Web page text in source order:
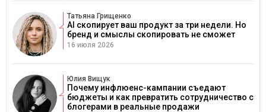
Татьяна Грищенко
AI скопирует ваш продукт за три недели. Но
бренд и смыслы скопировать не сможет
16 июля 2026
Юлия Вищук
Почему инфлюенс-кампании съедают
бюджеты и как превратить сотрудничество с
блогерами в реальные продажи